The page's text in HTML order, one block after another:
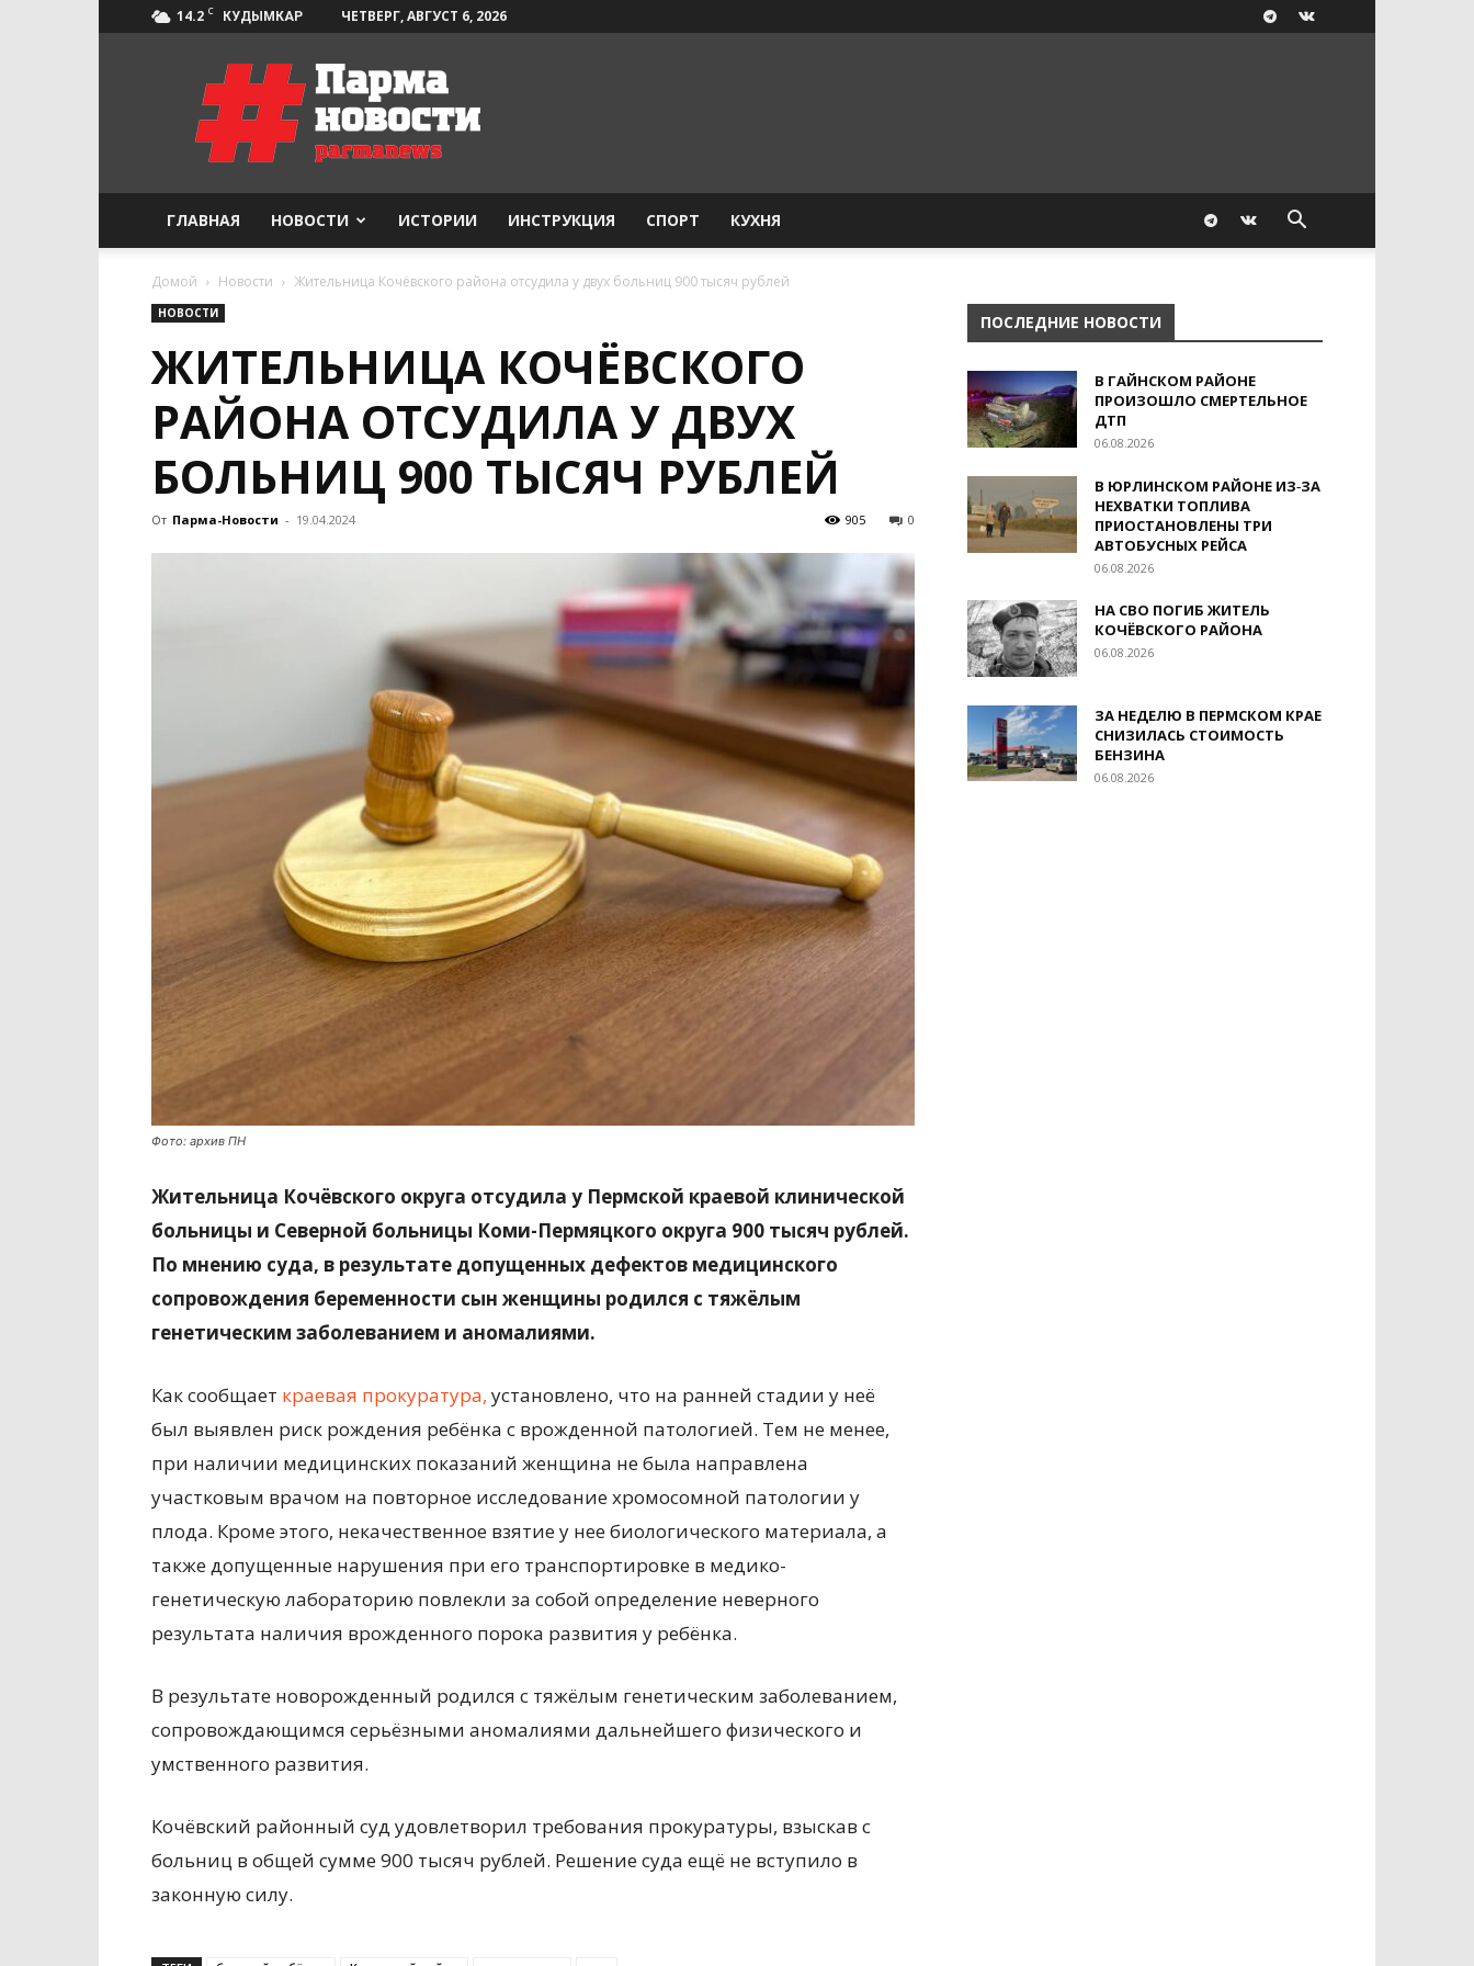
14.2 C КУДЫМКАР ЧЕТВЕРГ, АВГУСТ 6, 2026
Парма-
Новости
ГЛАВНАЯ НОВОСТИ ИСТОРИИ ИНСТРУКЦИЯ СПОРТ КУХНЯ
Домой Новости Жительница Кочёвского района отсудила у двух больниц 900 тысяч рублей
НОВОСТИ
ЖИТЕЛЬНИЦА КОЧЁВСКОГО
РАЙОНА ОТСУДИЛА У ДВУХ
БОЛЬНИЦ 900 ТЫСЯЧ РУБЛЕЙ
От Парма-Новости - 19.04.2024 0
905
Фото: архив ПН
Жительница Кочёвского округа отсудила у Пермской краевой клинической
больницы и Северной больницы Коми-Пермяцкого округа 900 тысяч рублей.
По мнению суда, в результате допущенных дефектов медицинского
сопровождения беременности сын женщины родился с тяжёлым
генетическим заболеванием и аномалиями.
Как сообщает краевая прокуратура, установлено, что на ранней стадии у неё
был выявлен риск рождения ребёнка с врожденной патологией. Тем не менее,
при наличии медицинских показаний женщина не была направлена
участковым врачом на повторное исследование хромосомной патологии у
плода. Кроме этого, некачественное взятие у нее биологического материала, а
также допущенные нарушения при его транспортировке в медико-
генетическую лабораторию повлекли за собой определение неверного
результата наличия врожденного порока развития у ребёнка.
В результате новорожденный родился с тяжёлым генетическим заболеванием,
сопровождающимся серьёзными аномалиями дальнейшего физического и
умственного развития.
Кочёвский районный суд удовлетворил требования прокуратуры, взыскав с
больниц в общей сумме 900 тысяч рублей. Решение суда ещё не вступило в
законную силу.
ПОСЛЕДНИЕ НОВОСТИ
В ГАЙНСКОМ РАЙОНЕ
ПРОИЗОШЛО СМЕРТЕЛЬНОЕ
ДТП
06.08.2026
В ЮРЛИНСКОМ РАЙОНЕ ИЗ‑ЗА
НЕХВАТКИ ТОПЛИВА
ПРИОСТАНОВЛЕНЫ ТРИ
АВТОБУСНЫХ РЕЙСА
06.08.2026
НА СВО ПОГИБ ЖИТЕЛЬ
КОЧЁВСКОГО РАЙОНА
06.08.2026
ЗА НЕДЕЛЮ В ПЕРМСКОМ КРАЕ
СНИЗИЛАСЬ СТОИМОСТЬ
БЕНЗИНА
06.08.2026